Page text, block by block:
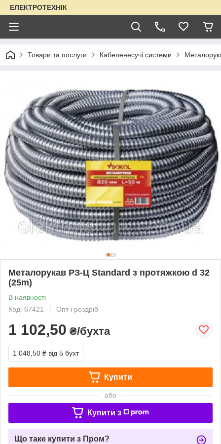
ЕЛЕКТРОТЕХНІК
Товари та послуги Кабеленесучі системи
Металорукав РЗ-Ц Standard з протяжкою d 32
(25m)
В наявності
Код: 67421
Опт і роздріб
1 102,50 ₴/бухта
1 048,50 ₴ від 5 бухт
Купити
або
Купити з
Що таке купити з Пром?